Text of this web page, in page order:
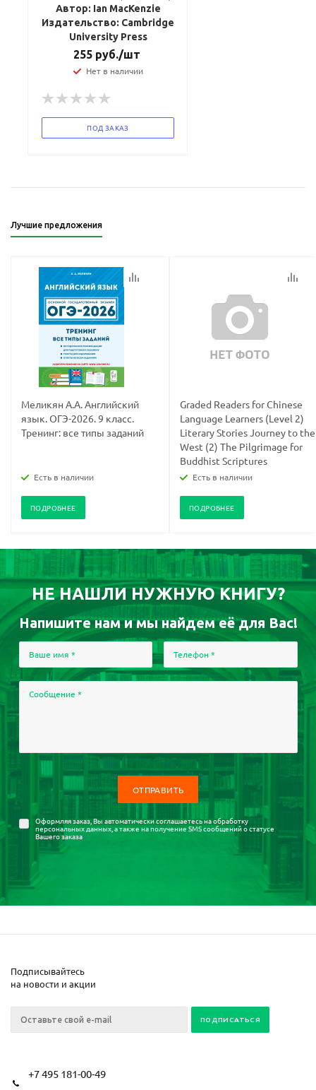
Автор: Ian MacKenzie
Издательство: Cambridge
University Press
255руб./шт
Нет в наличии
ПОД ЗАКАЗ
Лучшие предложения
Меликян А.А. Английский
язык. ОГЭ-2026. 9 класс.
Тренинг: все типы заданий
Есть в наличии
ПОДРОБНЕЕ
Graded Readers for Chinese
Language Learners (Level 2)
Literary Stories Journey to the
West (2) The Pilgrimage for
Buddhist Scriptures
Есть в наличии
ПОДРОБНЕЕ
НЕ НАШЛИ НУЖНУЮ КНИГУ?
Напишите нам и мы найдем её для Вас!
Ваше имя * Телефон *
Сообщение *
Оформляя заказ, Вы автоматически соглашаетесь наобработку
персональных данных, а также на получение SMS сообщений о статусе
Вашего заказа
Подписывайтесь
на новости и акции
+7 495 181-00-49
Ваш E-mail:
конфидициальности
Ваш E-mail:
конфидициальности